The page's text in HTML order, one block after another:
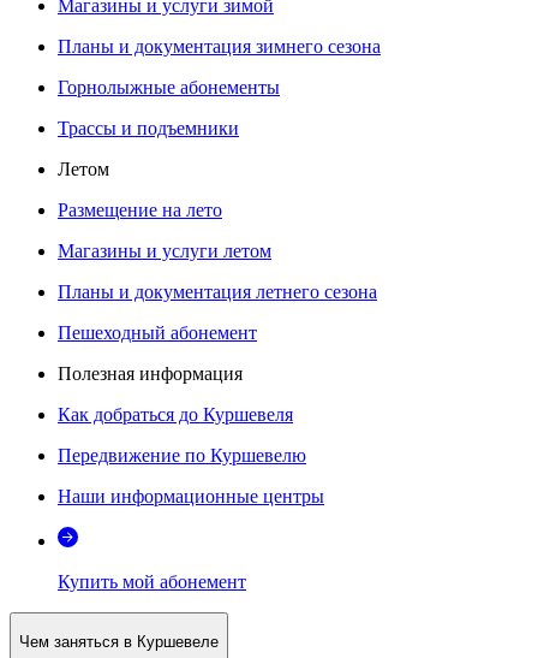
Магазины и услуги зимой
Планы и документация зимнего сезона
Горнолыжные абонементы
Трассы и подъемники
Летом
Размещение на лето
Магазины и услуги летом
Планы и документация летнего сезона
Пешеходный абонемент
Полезная информация
Как добраться до Куршевеля
Передвижение по Куршевелю
Наши информационные центры
Купить мой абонемент
Чем заняться в Куршевеле